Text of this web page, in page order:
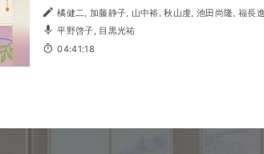
橘健二, 加藤静子, 山中裕, 秋山虔, 池田尚隆, 福長進
平野啓子, 目黒光祐
04:41:18